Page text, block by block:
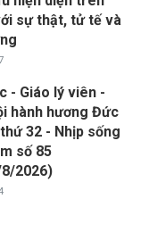
sự thật, tử tế và
- Giáo lý viên -
hành hương Đức
32 - Nhịp sống
số 85
2026)